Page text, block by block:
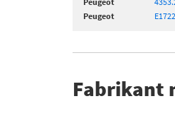
Peugeot
Fabrikant